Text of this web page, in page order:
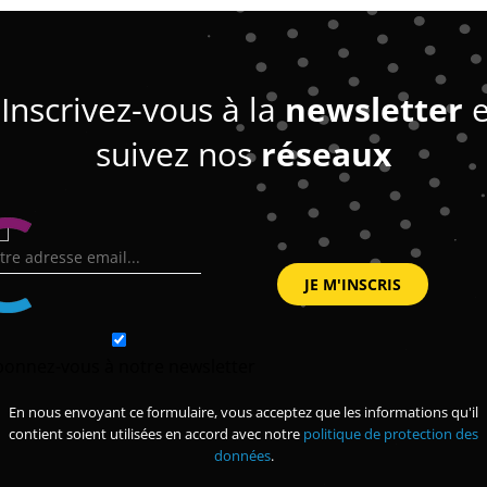
Inscrivez-vous à lanewsletter
suivez nosréseaux
En nous envoyant ce formulaire, vous acceptez que les informations qu'il
contient soient utilisées en accord avec notre politique de protection des
données.